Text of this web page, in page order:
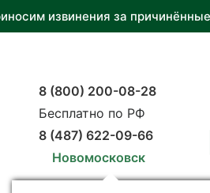
извинения за
8 (800) 200-08-28
Бесплатно по РФ
8 (487) 622-09-66
Новомосковск